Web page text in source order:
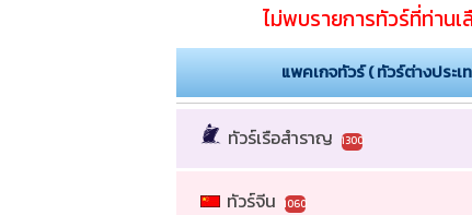
ไม่พบรายการทัวร์ที่ท่าน
แพคเกจทัวร์ ( ทัวร์ต่างประเ
ทัวร์เรือสำราญ 1300
ทัวร์จีน 1060